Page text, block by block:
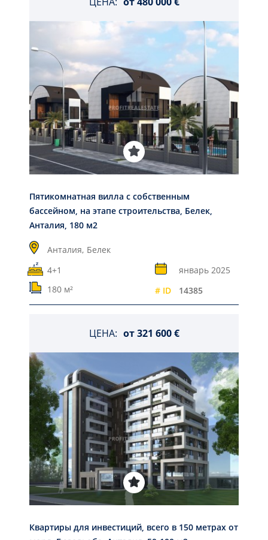
Пятикомнатная вилла с собственным
бассейном, на этапе строительства, Белек,
Анталия, 180 м2
Анталия, Белек
4+1
январь 2025
180 м²
# ID 14385
ЦЕНА: от321 600 €
Квартиры для инвестиций, всего в 150 метрах от